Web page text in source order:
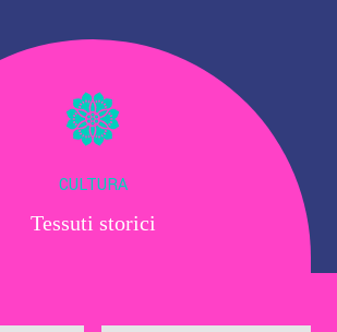
CULTURA
Tessuti storici